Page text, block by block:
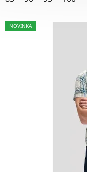
NOVINKA